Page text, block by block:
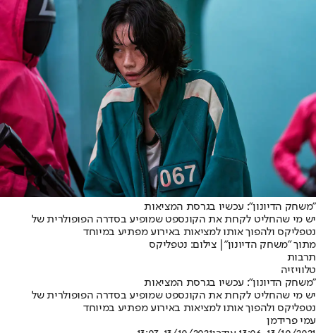
"משחק הדיונון": עכשיו בגרסת המציאות
יש מי שהחליט לקחת את הקונספט שמופיע בסדרה הפופולרית של
נטפליקס ולהפוך אותו למציאות באירוע מפתיע במיוחד
מתוך "משחק הדיונון"| צילום: נטפליקס
תרבות
טלוויזיה
"משחק הדיונון": עכשיו בגרסת המציאות
יש מי שהחליט לקחת את הקונספט שמופיע בסדרה הפופולרית של
נטפליקס ולהפוך אותו למציאות באירוע מפתיע במיוחד
עמי פרידמן